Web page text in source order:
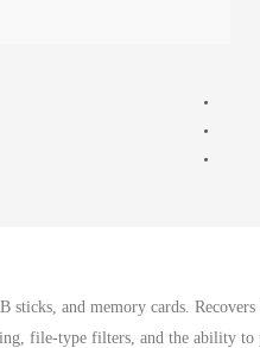
sticks, and memory cards.
file-type filters, and the ability to